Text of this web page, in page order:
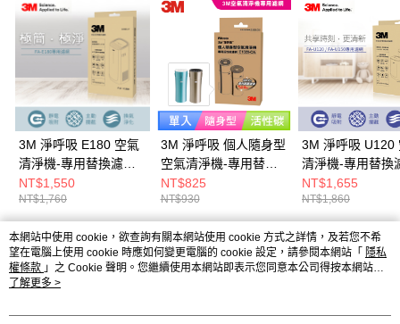
3M 淨呼吸 E180 空氣
清淨機-專用替換濾網-
U300-F
NT$1,550
NT$1,760
3M 淨呼吸 個人隨身型
空氣清淨機-專用替換
濾網-活性碳濾網
NT$825
NT$930
3M 淨呼吸 U120
清淨機-專用替換
U200-F
NT$1,655
NT$1,860
熱門標籤
本網站中使用 cookie，欲查詢有關本網站使用 cookie 方式之詳情，及若您不希
望在電腦上使用 cookie 時應如何變更電腦的 cookie 設定，請參閱本網站「 隱私
權條款 」之 Cookie 聲明。您繼續使用本網站即表示您同意本公司得按本網站使
用條款之 Cookie 聲明使用 cookie。
了解更多 >